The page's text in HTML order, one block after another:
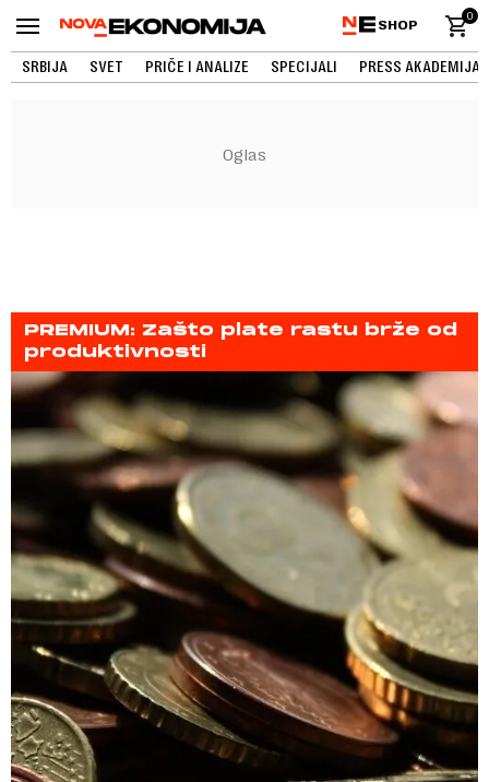
SHOP
0
SRBIJA SVET PRIČE I ANALIZE SPECIJALI PRESS AKADEMIJA
PREMIUM: Zašto plate rastu brže od
produktivnosti